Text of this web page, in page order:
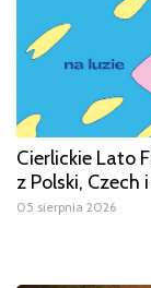
Cierlickie Lato
z Polski, Czech
05 sierpnia 2026